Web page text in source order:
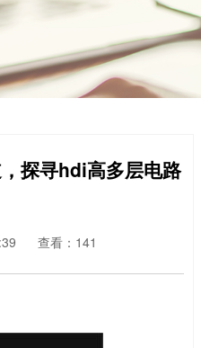
探寻hdi高多层电路
查看：141